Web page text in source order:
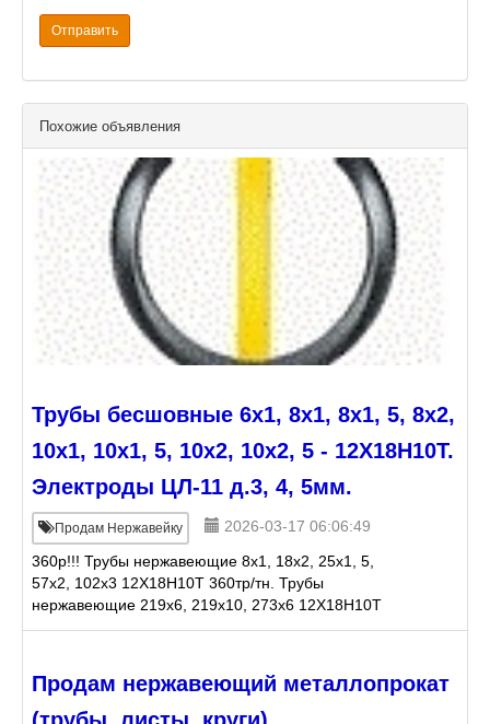
Отправить
Похожие объявления
Трубы бесшовные 6х1, 8х1, 8х1, 5, 8х2,
10х1, 10х1, 5, 10х2, 10х2, 5 - 12Х18Н10Т.
Электроды ЦЛ-11 д.3, 4, 5мм.
Продам Нержавейку
2026-03-17 06:06:49
360р!!! Трубы нержавеющие 8х1, 18х2, 25х1, 5,
57х2, 102х3 12Х18Н10Т 360тр/тн. Трубы
нержавеющие 219х6, 219х10, 273х6 12Х18Н10Т
360тр/тн. Трубы профильные 25х25х1.5, 30х30х2,
Продам нержавеющий металлопрокат
(трубы, листы, круги)